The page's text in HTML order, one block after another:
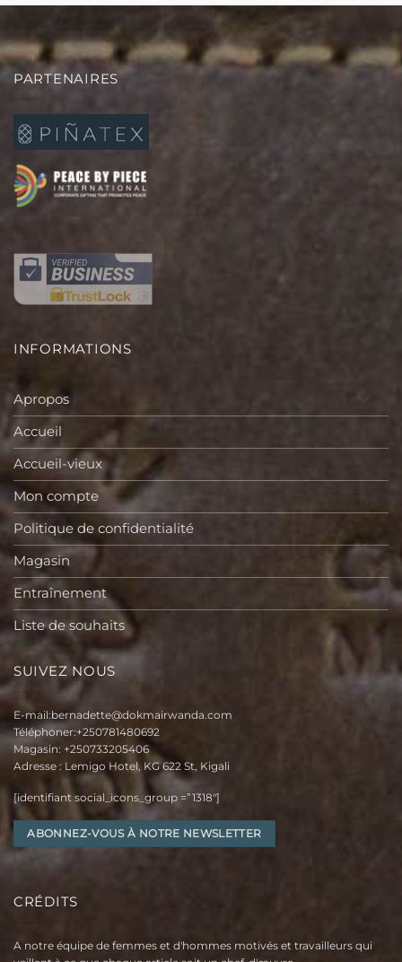
PARTENAIRES
INFORMATIONS
Apropos
Accueil
Accueil-vieux
Mon compte
Politique de confidentialité
Magasin
Entraînement
Liste de souhaits
SUIVEZ NOUS
E-mail:bernadette@dokmairwanda.com
Téléphoner:+250781480692
Magasin: +250733205406
Adresse : Lemigo Hotel, KG 622 St, Kigali
[identifiant social_icons_group =”1318″]
ABONNEZ-VOUS À NOTRE NEWSLETTER
CRÉDITS
A notre équipe de femmes et d'hommes motivés et travailleurs qui